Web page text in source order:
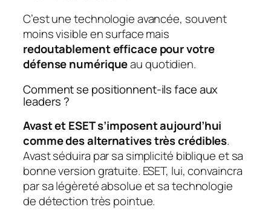
C’est une technologie avancée, souvent
moins visible en surface mais
redoutablement efficace pour votre
défense numériqueau quotidien.
Comment se positionnent-ils face aux
leaders ?
Avast et ESET s’imposent aujourd’hui
comme des alternatives très crédibles.
Avast séduira par sa simplicité biblique et sa
bonne version gratuite. ESET, lui, convaincra
par sa légèreté absolue et sa technologie
de détection très pointue.